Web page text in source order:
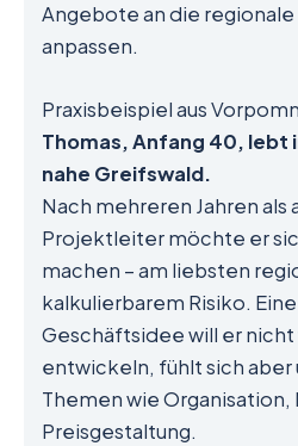
Angebote an die
anpassen.
Praxisbeispiel aus
Thomas, Anfang 40, lebt
nahe Greifswald.
Nach mehreren Jahren
Projektleiter möchte er
machen – am liebsten
kalkulierbarem Risiko.
Geschäftsidee will er nicht
entwickeln, fühlt sich aber
Themen wie Organisation,
Preisgestaltung.